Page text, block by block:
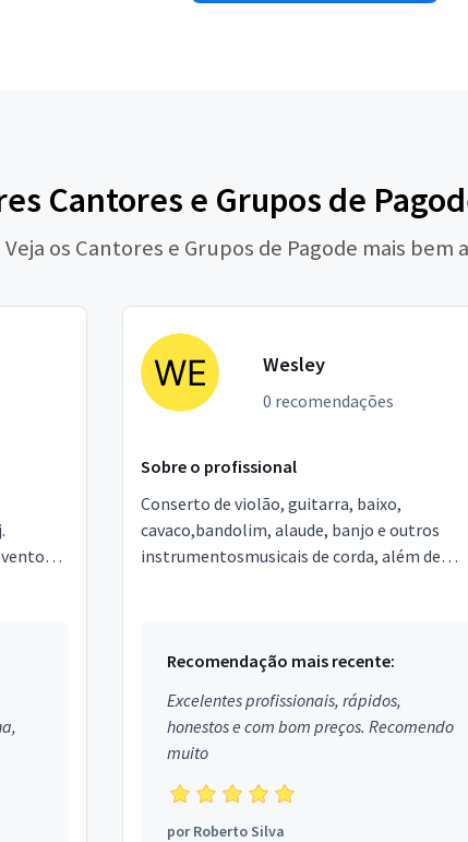
Cantores e Grupos de
Veja os Cantores e Grupos de Pagode mais bem
e
Wesley
0 recomendações
Sobre o profissional
Conserto de violão, guitarra, baixo,
cavaco,bandolim, alaude, banjo e outros
instrumentosmusicais de corda, além de
Recomendação mais recente:
Excelentes profissionais, rápidos,
honestos e com bom preços. Recomendo
muito
porRoberto Silva